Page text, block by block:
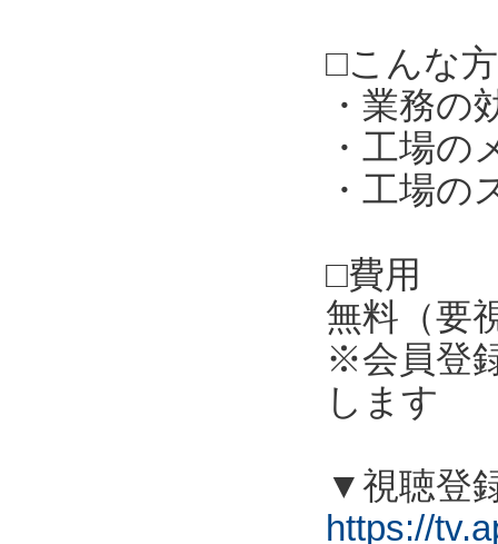
□こんな
・業務の
・工場の
・工場
□費用
無料（要
※会員登
します
▼視聴登
https://